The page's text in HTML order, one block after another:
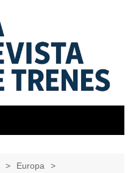
Europa